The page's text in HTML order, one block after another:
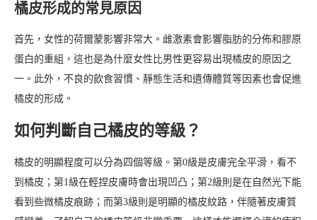
橘皮形成的常見原因
首先，女性的荷爾蒙影響非常大。雌激素會影響脂肪的分佈和膠原
蛋白的重組，這也是為什麼女性比男性更容易出現橘皮的原因之
一。此外，不良的飲食習慣、靜態生活和遺傳體質等因素也會促進
橘皮的形成。
如何判斷自己橘皮的等級？
橘皮的明顯程度可以分為四個等級。第0級是皮膚完全平滑，看不
到橘皮；第1級在輕捏皮膚時會出現凹凸；第2級則是在自然光下能
看到些微橘皮痕跡；而第3級則是明顯的橘皮紋路，伴隨著皮膚質